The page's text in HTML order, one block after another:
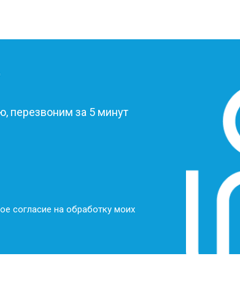
перезвоним за 5 минут
согласие на обработку моих